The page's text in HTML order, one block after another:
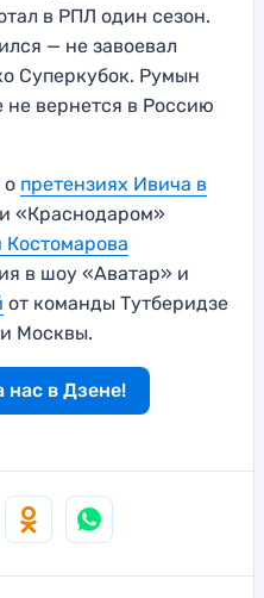
в РПЛ один сезон.
— не завоевал
Суперкубок. Румын
не вернется в Россию
о претензиях Ивича в
«Краснодаром»
Костомарова
в шоу «Аватар» и
от команды Тутберидзе
Москвы.
нас в Дзене!